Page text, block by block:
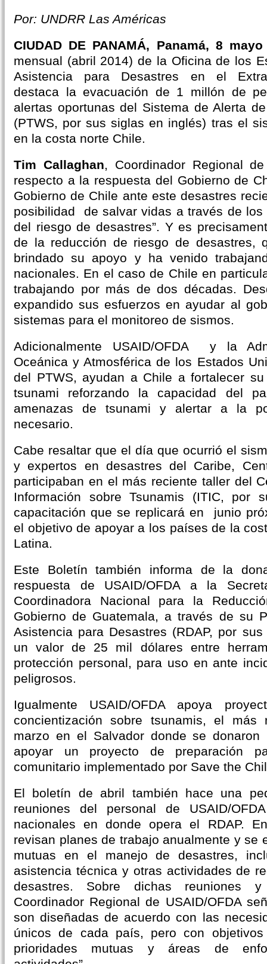
Por: UNDRR Las Américas
CIUDAD DE PANAMÁ, Panamá, 8
mensual (abril 2014) de la Oficina de los
Asistencia para Desastres en el
destaca la evacuación de 1 millón de
alertas oportunas del Sistema de Alerta
(PTWS, por sus siglas en inglés) tras el
en la costa norte Chile.
Tim Callaghan, Coordinador Regional
respecto a la respuesta del Gobierno de
Gobierno de Chile ante este desastres
posibilidad de salvar vidas a través de los
del riesgo de desastres”. Y es
de la reducción de riesgo de desastres,
brindado su apoyo y ha venido
nacionales. En el caso de Chile en
trabajando por más de dos décadas.
expandido sus esfuerzos en ayudar al
sistemas para el monitoreo de sismos.
Adicionalmente USAID/OFDA y la
Oceánica y Atmosférica de los Estados
del PTWS, ayudan a Chile a fortalecer
tsunami reforzando la capacidad del
amenazas de tsunami y alertar a la
necesario.
Cabe resaltar que el día que ocurrió el
y expertos en desastres del Caribe,
participaban en el más reciente taller del
Información sobre Tsunamis (ITIC, por
capacitación que se replicará en junio
el objetivo de apoyar a los países de la
Latina.
Este Boletín también informa de la
respuesta de USAID/OFDA a la
Coordinadora Nacional para la
Gobierno de Guatemala, a través de su
Asistencia para Desastres (RDAP, por
un valor de 25 mil dólares entre
protección personal, para uso en ante
peligrosos.
Igualmente USAID/OFDA apoya
concientización sobre tsunamis, el
marzo en el Salvador donde se
apoyar un proyecto de preparación
comunitario implementado por Save the
El boletín de abril también hace una
reuniones del personal de USAID/
nacionales en donde opera el RDAP.
revisan planes de trabajo anualmente y se
mutuas en el manejo de desastres,
asistencia técnica y otras actividades de
desastres. Sobre dichas reuniones
Coordinador Regional de USAID/OFDA
son diseñadas de acuerdo con las
únicos de cada país, pero con objetivos
prioridades mutuas y áreas de